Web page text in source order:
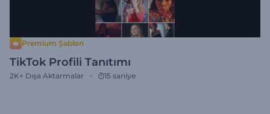
Premium Şablon
TikTok Profili Tanıtımı
2K+ Dışa Aktarmalar 15 saniye